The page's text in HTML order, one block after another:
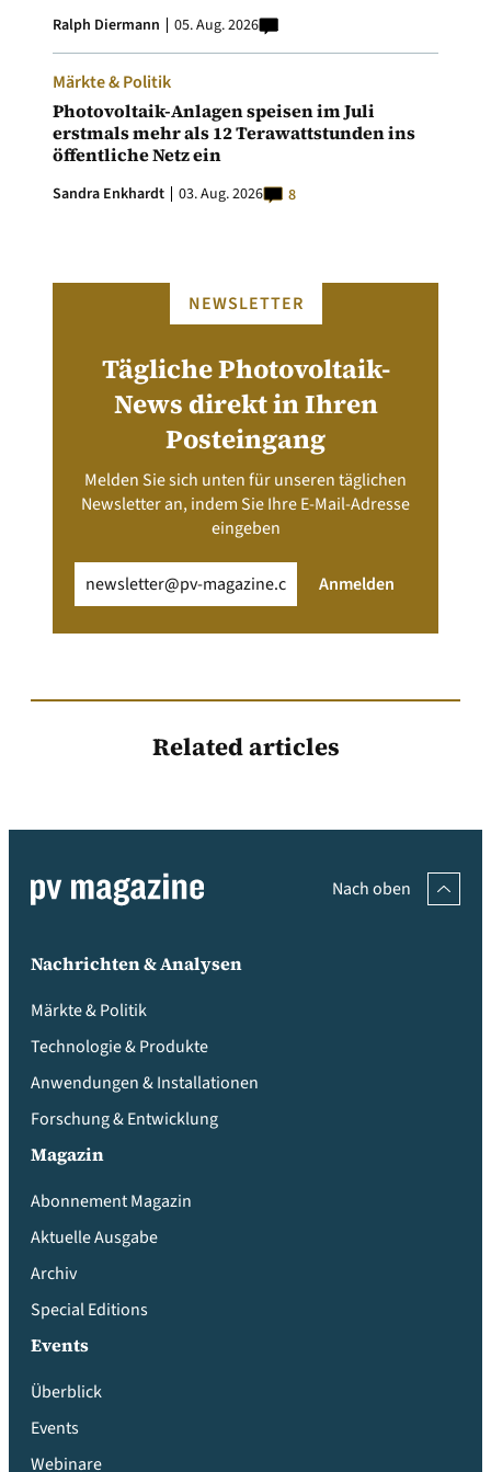
Ralph Diermann 05. Aug. 2026
Märkte & Politik
Photovoltaik-Anlagen speisen im Juli
erstmals mehr als 12 Terawattstunden ins
öffentliche Netz ein
Sandra Enkhardt 03. Aug. 2026 8
NEWSLETTER
Tägliche Photovoltaik-
News direkt in Ihren
Posteingang
Melden Sie sich unten für unseren täglichen
Newsletter an, indem Sie Ihre E-Mail-Adresse
eingeben
(erforderlich) Anmelden
Related articles
Nach oben
Nachrichten & Analysen
Märkte & Politik
Technologie & Produkte
Anwendungen & Installationen
Forschung & Entwicklung
Magazin
Abonnement Magazin
Aktuelle Ausgabe
Archiv
Special Editions
Events
Überblick
Events
Webinare